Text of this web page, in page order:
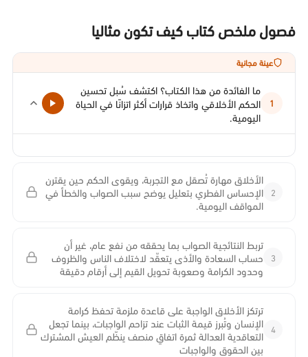
فصول ملخص كتاب كيف تكون مثاليا
عينة مجانية
1
ما الفائدة من هذا الكتاب؟ اكتشف سُبل تحسين
الحكم الأخلاقي واتخاذ قرارات أكثر اتزانًا في الحياة
اليومية.
2
الأخلاق مهارة تُصقل مع التجربة، ويقوى الحكم حين يقترن
الإحساس الفطري بتعليل يوضح سبب الصواب والخطأ في
المواقف اليومية.
3
تربط النتائجية الصواب بما يحققه من نفع عام، غير أن
حساب السعادة والأذى يتعقّد لاختلاف الناس والظروف
وحدود الكرامة وصعوبة تحويل القيم إلى أرقام دقيقة
4
ترتكز الأخلاق الواجبة على قاعدة ملزمة تحفظ كرامة
الإنسان وتُبرز قيمة الثبات عند تزاحم الواجبات، بينما تجعل
التعاقدية العدالة ثمرة اتفاقٍ منصف ينظّم العيش المشترك
بين الحقوق والواجبات